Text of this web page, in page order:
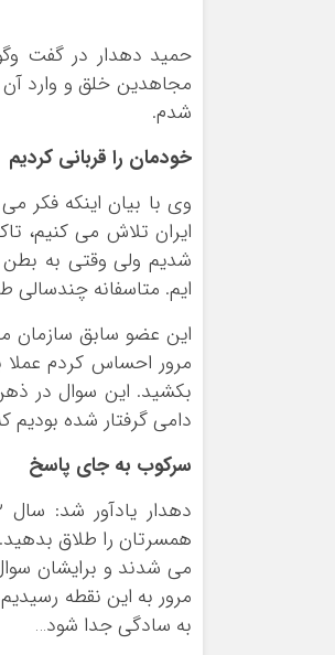
شدم.
خودمان را قربانی کردیم
وی با بیان اینکه فکر
ایران تلاش می کنیم،
شدیم ولی وقتی به بطن
ایم. متاسفانه
این عضو سابق سازمان
مرور احساس کردم
بکشید. این سوال در
دامی گرفتار شده بودیم
سرکوب به جای پاسخ
همسرتان را طلاق
می شدند و برایشان
مرور به این نقطه
به سادگی جدا شود…